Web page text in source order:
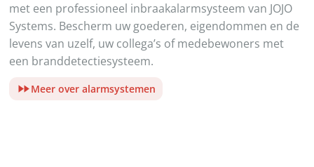
met een professioneel inbraakalarmsysteem van JOJO
Systems. Bescherm uw goederen, eigendommen en de
levens van uzelf, uw collega’s of medebewoners met
een branddetectiesysteem.
Meer over alarmsystemen